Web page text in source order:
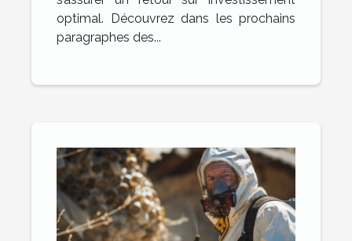
optimal. Découvrez dans les prochains
paragraphes des...